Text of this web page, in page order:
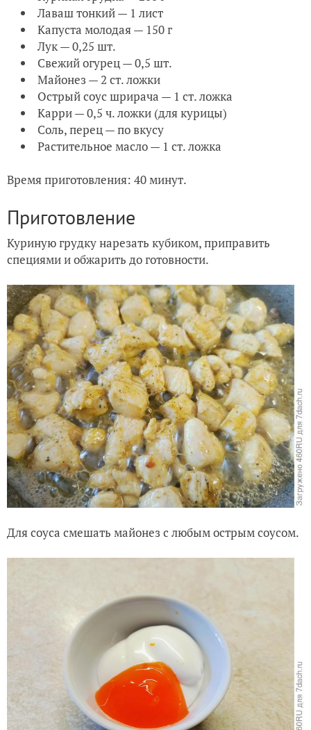
Лаваш тонкий — 1 лист
Капуста молодая — 150 г
Лук — 0,25 шт.
Свежий огурец — 0,5 шт.
Майонез — 2 ст. ложки
Острый соус шрирача — 1 ст. ложка
Карри — 0,5 ч. ложки (для курицы)
Соль, перец — по вкусу
Растительное масло — 1 ст. ложка
Время приготовления: 40 минут.
Приготовление
Куриную грудку нарезать кубиком, приправить
специями и обжарить до готовности.
Для соуса смешать майонез с любым острым соусом.